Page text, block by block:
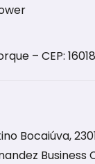
– CEP:
Bocaiúva,
Business